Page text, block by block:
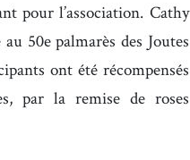
pour l’association. Cathy
50e palmarès des Joutes
ont été récompensés
par la remise de roses